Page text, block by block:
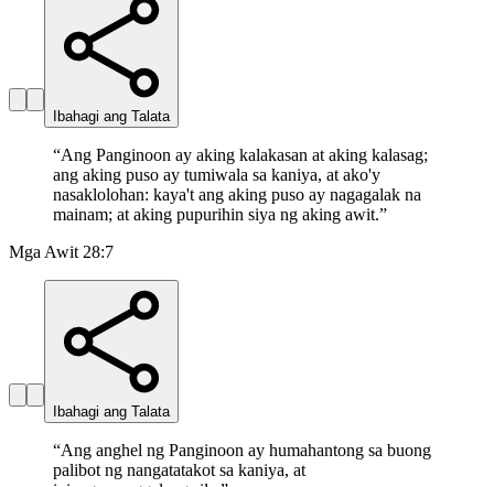
Ibahagi ang Talata
“Ang Panginoon ay aking kalakasan at aking kalasag;
ang aking puso ay tumiwala sa kaniya, at ako'y
nasaklolohan: kaya't ang aking puso ay nagagalak na
mainam; at aking pupurihin siya ng aking awit.”
Mga Awit 28:7
Ibahagi ang Talata
“Ang anghel ng Panginoon ay humahantong sa buong
palibot ng nangatatakot sa kaniya, at